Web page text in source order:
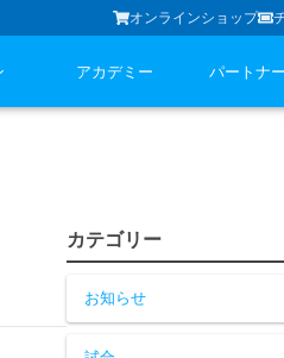
オンラインショップ
アカデミー パートナー
カテゴリー
お知らせ